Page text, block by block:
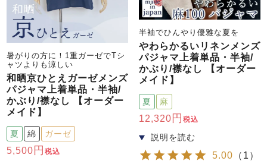
暑がりの方に！1重ガーゼでTシ
ャツよりも涼しい
和晒京ひとえガーゼメンズ
パジャマ上着単品・半袖/
かぶり/襟なし 【オーダー
メイド】
夏 綿 ガーゼ
5,500 税込
半袖でひんやり優雅な夏を
やわらかるいリネンメンズ
パジャマ上着単品・半袖/
かぶり/襟なし 【オーダー
メイド】
夏 麻
12,320 税込
5.00 （ 1 ）